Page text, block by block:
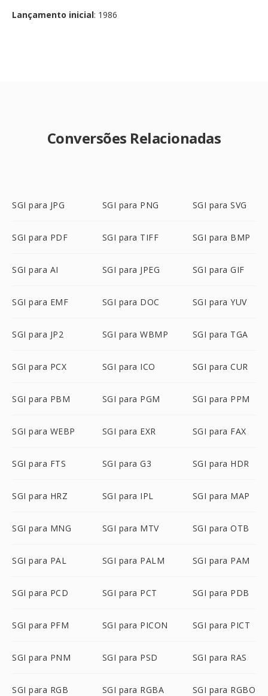
Lançamento inicial: 1986
Conversões Relacionadas
SGI para JPG SGI para PNG SGI para SVG
SGI para PDF SGI para TIFF SGI para BMP
SGI para AI SGI para JPEG SGI para GIF
SGI para EMF SGI para DOC SGI para YUV
SGI para JP2 SGI para WBMP SGI para TGA
SGI para PCX SGI para ICO SGI para CUR
SGI para PBM SGI para PGM SGI para PPM
SGI para WEBP SGI para EXR SGI para FAX
SGI para FTS SGI para G3 SGI para HDR
SGI para HRZ SGI para IPL SGI para MAP
SGI para MNG SGI para MTV SGI para OTB
SGI para PAL SGI para PALM SGI para PAM
SGI para PCD SGI para PCT SGI para PDB
SGI para PFM SGI para PICON SGI para PICT
SGI para PNM SGI para PSD SGI para RAS
SGI para RGB SGI para RGBA SGI para RGBO